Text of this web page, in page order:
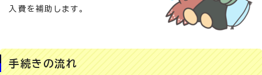
入費を補助します。
手続きの流れ